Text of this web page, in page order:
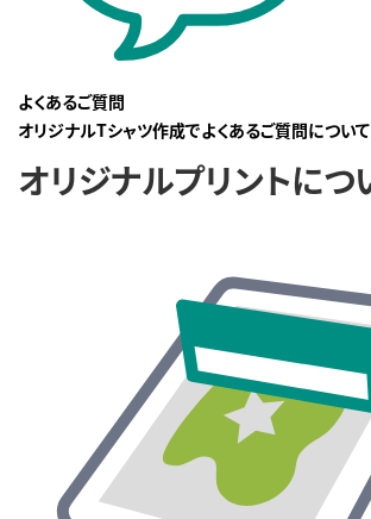
よくあるご質問
オリジナルTシャツ作成でよくあるご質問につい
オリジナルプリントにつ